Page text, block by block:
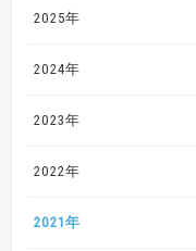
2025年
2024年
2023年
2022年
2021年